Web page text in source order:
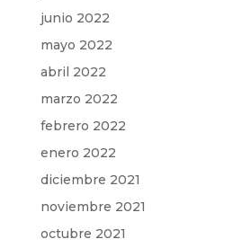
junio 2022
mayo 2022
abril 2022
marzo 2022
febrero 2022
enero 2022
diciembre 2021
noviembre 2021
octubre 2021